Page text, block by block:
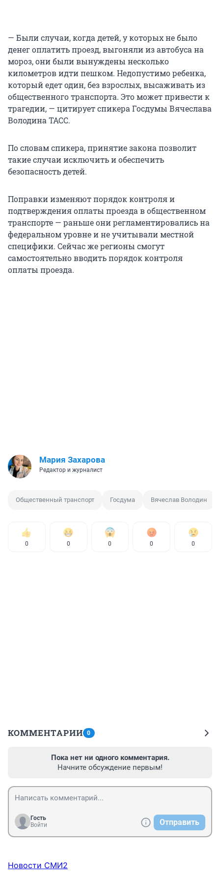
— Были случаи, когда детей, у которых не было
денег оплатить проезд, выгоняли из автобуса на
мороз, они были вынуждены несколько
километров идти пешком. Недопустимо ребенка,
который едет один, без взрослых, высаживать из
общественного транспорта. Это может привести к
трагедии, — цитирует спикера Госдумы Вячеслава
Володина ТАСС.
По словам спикера, принятие закона позволит
такие случаи исключить и обеспечить
безопасность детей.
Поправки изменяют порядок контроля и
подтверждения оплаты проезда в общественном
транспорте — раньше они регламентировались на
федеральном уровне и не учитывали местной
специфики. Сейчас же регионы смогут
самостоятельно вводить порядок контроля
оплаты проезда.
Мария Захарова
Редактор и журналист
Общественный транспорт Госдума Вячеслав Володин
0 0 0 0 0
КОММЕНТАРИИ 0
Пока нет ни одного комментария.
Начните обсуждение первым!
Гость
Войти
Отправить
Новости СМИ2